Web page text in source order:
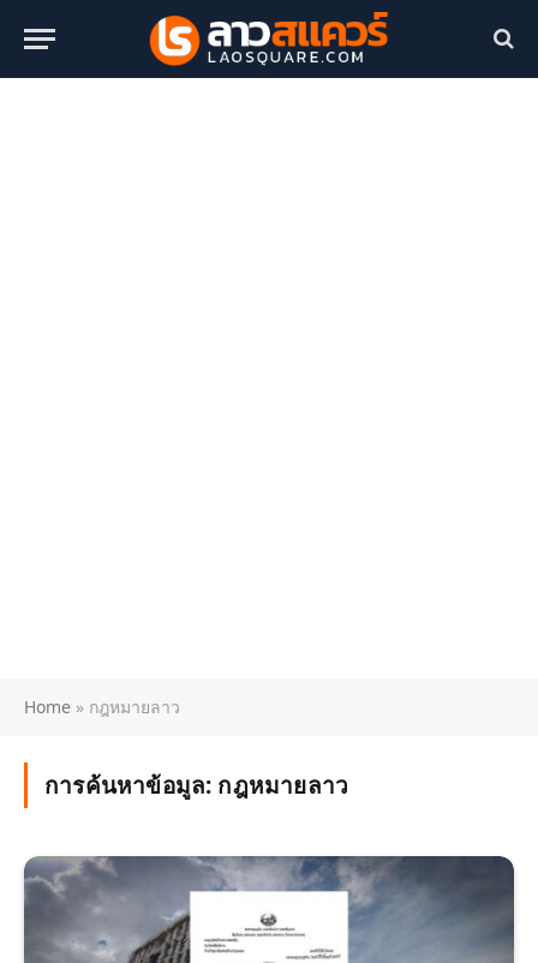
Home » กฎหมายลาว
การค้นหาข้อมูล: กฎหมายลาว